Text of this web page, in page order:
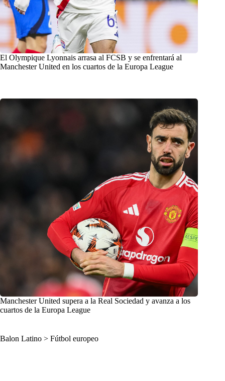
El Olympique Lyonnais arrasa al FCSB y se enfrentará al
Manchester United en los cuartos de la Europa League
Manchester United supera a la Real Sociedad y avanza a los
cuartos de la Europa League
Balon Latino > Fútbol europeo